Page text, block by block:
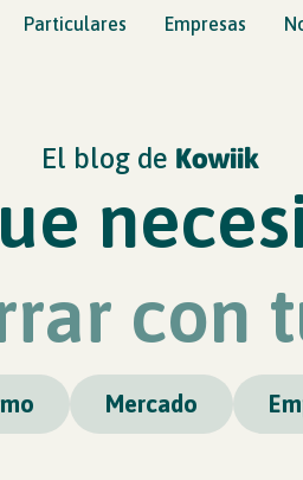
Particulares Empresas
El blog de Kowiik
con
Mercado